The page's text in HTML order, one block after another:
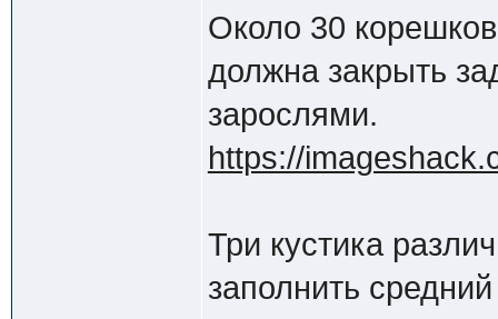
Около 30
должна закрыть
зарослями.
https://
Три кустика
заполнить